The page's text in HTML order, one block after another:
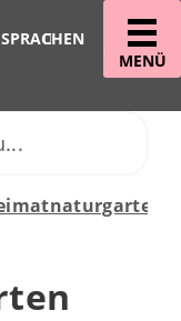
MENÜ
SPRACHEN